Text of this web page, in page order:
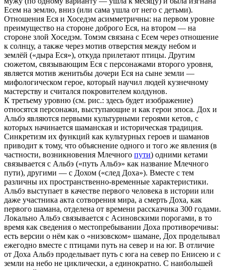
Есем на землю, вниз (или сама ушла от него с детьми).
Отношения Еся и Хоседэм асимметричны: на первом уровне
преимущество на стороне доброго Еся, на втором — на
стороне злой Хоседэм. Томэм связана с Есем через отношение
к солнцу, а также через мотив отверстия между небом и
землёй («дыра Еся»), откуда прилетают птицы. Другим
сюжетом, связывающим Еся с персонажами второго уровня,
является мотив женитьбы дочери Еся на сыне земли —
мифологическом герое, который научил людей кузнечному
мастерству и считался покровителем колдунов.
К третьему уровню (см. рис.: здесь будет изображение)
относятся персонажи, выступающие и как герои эпоса. Дох и
Альбэ являются первыми культурными героями кетов, с
которых начинается шаманская и историческая традиция.
Синкретизм их функций как культурных героев и шаманов
приводит к тому, что объяснение одного и того же явления (в
частности, возникновения Млечного пути) одними кетами
связывается с Альбэ («путь Альбэ» как название Млечного
пути), другими — с Дохом («след Доха»). Вместе с тем
различны их пространственно-временные характеристики.
Альбэ выступает в качестве первого человека в истории или
даже участника акта сотворения мира, а смерть Доха, как
первого шамана, отделена от времени рассказчика 300 годами.
Локально Альбэ связывается с Асиновскими порогами, в то
время как сведения о местопребывании Доха противоречивы:
есть версии о нём как о «низовском» шамане, Дох проделывал
ежегодно вместе с птицами путь на север и на юг. В отличие
от Доха Альбэ проделывает путь с юга на север по Енисею и с
земли на небо не циклически, а единократно. С наибольшей